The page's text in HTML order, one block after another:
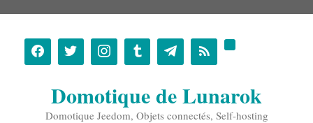
contenu
Domotique de Lunarok
Domotique Jeedom, Objets connectés, Self-hosting